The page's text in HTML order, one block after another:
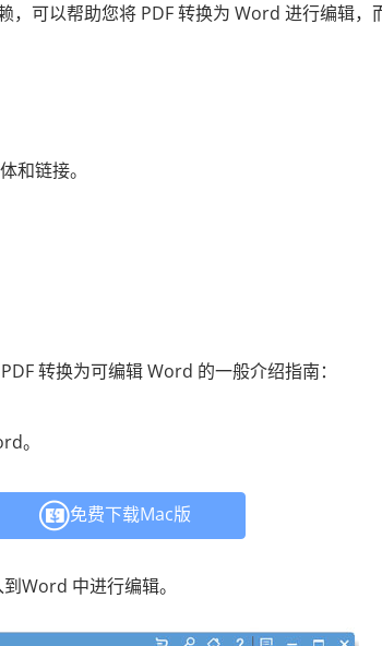
可以帮助您将 PDF 转换为 Word 进行编辑，
和链接。
转换为可编辑 Word 的一般介绍指南：
。
免费下载Mac版
Word 中进行编辑。